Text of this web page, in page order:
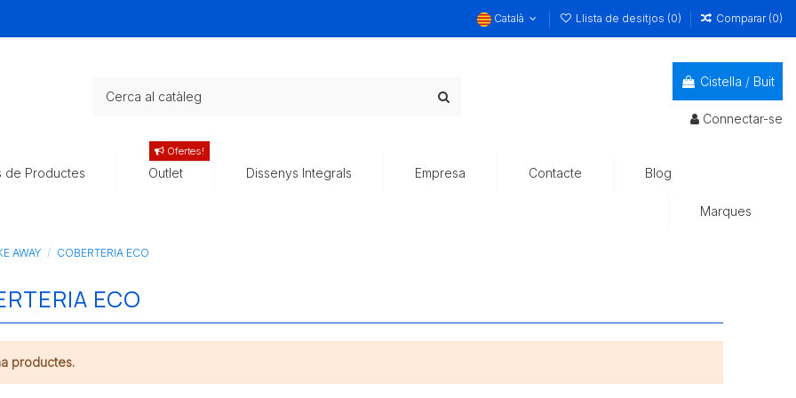
Català Llista de desitjos (0) Comparar (0)
Cistella / Buit
Connectar-se
de Productes Outlet
Ofertes!
Dissenys Integrals Empresa Contacte Blog
Marques
AWAY COBERTERIA ECO
ECO
productes.